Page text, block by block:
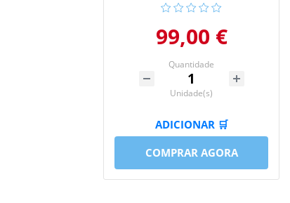
99,00 €
Quantidade
Unidade(s)
ADICIONAR 🛒
COMPRAR AGORA